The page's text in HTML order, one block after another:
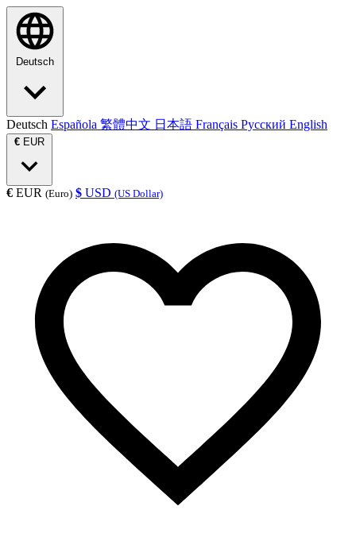
Deutsch
Deutsch Española 繁體中文 日本語 Français Русский English
€ EUR
€ EUR (Euro) $ USD (US Dollar)